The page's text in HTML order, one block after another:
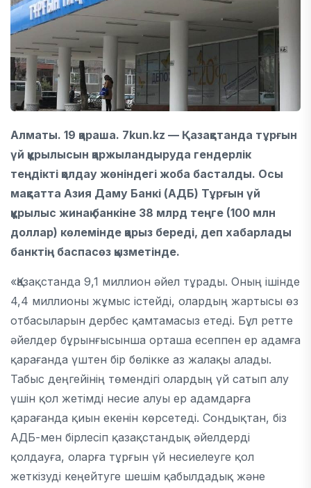
Алматы. 19 қараша. 7kun.kz — Қазақстанда тұрғын
үй құрылысын қаржыландыруда гендерлік
теңдікті қолдау жөніндегі жоба басталды. Осы
мақсатта Азия Даму Банкі (АДБ) Тұрғын үй
құрылыс жинақ банкіне 38 млрд теңге (100 млн
доллар) көлемінде қарыз береді, деп хабарлады
банктің баспасөз қызметінде.
«Қазақстанда 9,1 миллион әйел тұрады. Оның ішінде
4,4 миллионы жұмыс істейді, олардың жартысы өз
отбасыларын дербес қамтамасыз етеді. Бұл ретте
әйелдер бұрынғысынша орташа есеппен ер адамға
қарағанда үштен бір бөлікке аз жалақы алады.
Табыс деңгейінің төмендігі олардың үй сатып алу
үшін қол жетімді несие алуы ер адамдарға
қарағанда қиын екенін көрсетеді. Сондықтан, біз
АДБ-мен бірлесіп қазақстандық әйелдерді
қолдауға, оларға тұрғын үй несиелеуге қол
жеткізуді кеңейтуге шешім қабылдадық және